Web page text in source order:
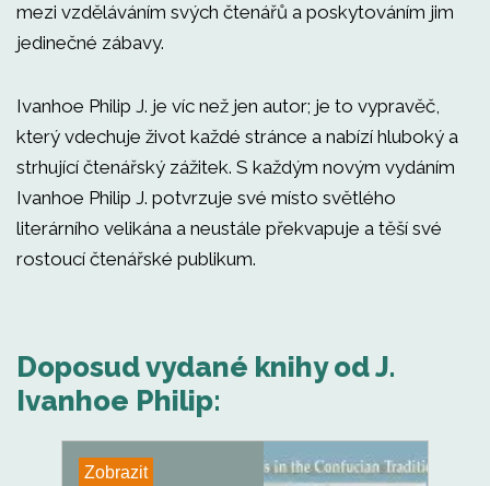
mezi vzděláváním svých čtenářů a poskytováním jim
jedinečné zábavy.
Ivanhoe Philip J. je víc než jen autor; je to vypravěč,
který vdechuje život každé stránce a nabízí hluboký a
strhující čtenářský zážitek. S každým novým vydáním
Ivanhoe Philip J. potvrzuje své místo světlého
literárního velikána a neustále překvapuje a těší své
rostoucí čtenářské publikum.
Doposud vydané knihy od J.
Ivanhoe Philip:
Zobrazit